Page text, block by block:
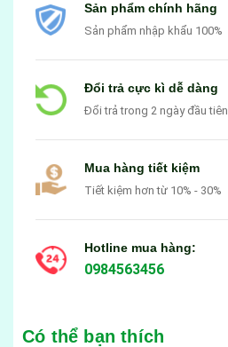
Sản phẩm chính hãng
Sản phẩm nhập khẩu 100%
Đổi trả cực kì dễ dàng
Đổi trả trong 2 ngày đầu tiên
Mua hàng tiết kiệm
Tiết kiệm hơn từ 10% - 30%
Hotline mua hàng:
0984563456
Có thể bạn thích